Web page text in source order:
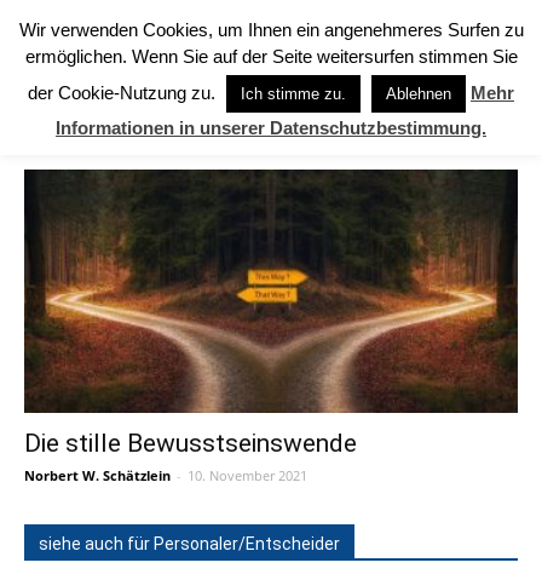
Start Schlagworte 432 Hz
SCHLAGWORTE: 432 Hz
Die stille Bewusstseinswende
Norbert W. Schätzlein - 10. November 2021
siehe auch für Personaler/Entscheider
Wir verwenden Cookies, um Ihnen ein angenehmeres Surfen zu
ermöglichen. Wenn Sie auf der Seite weitersurfen stimmen Sie
der Cookie-Nutzung zu.
Ich stimme zu. Ablehnen
Mehr
Informationen in unserer Datenschutzbestimmung.